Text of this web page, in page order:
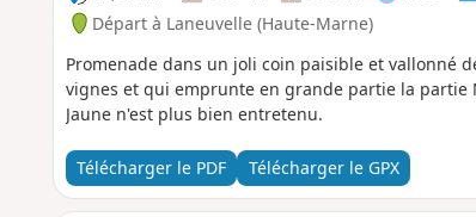
Départ à Laneuvelle (Haute-Marne)
Promenade dans un joli coin paisible et vallonné
vignes et qui emprunte en grande partie la partie
Jaune n'est plus bien entretenu.
Télécharger le PDF Télécharger le GPX